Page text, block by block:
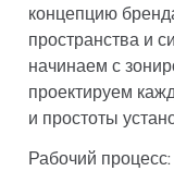
концепцию
пространства и
начинаем с
проектируем
и простоты
Рабочий